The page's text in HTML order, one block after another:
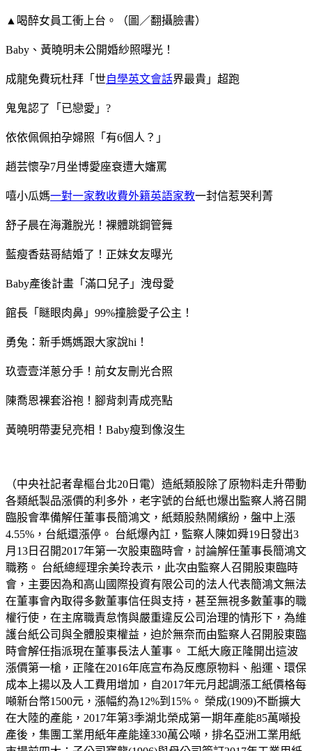
▲喝醉女員工衝上台。（圖／翻攝臉書）
Baby、黃曉明未公開婚紗照曝光！
成龍免費玩杜拜「世自學英文會話界最貴」超跑
鬼鬼認了「已戀愛」?
依依佩佩拍孕婦照「有6個人？」
趙芸懷孕7月坐博愛座衰遭大嬸罵
嘻小瓜媽一對一家教收費外籍英語家教一封信惹哭利菁
舒子晨在海灘脫光！裸體跳鋼管舞
藍瘦香菇哥結婚了！正妹女友曝光
Baby產後計畫「滿口兒子」洩母愛
館長「瞇眼肉鼻」99%撞臉愛子公主！
勇兔：新手媽媽跟大家說hi！
玖壹壹洋蔥分手！前女友刪光合照
陳喬恩裸套浴袍！腳背刺青成亮點
黃曉明帶妻兒亮相！Baby瘦到像沒生
（中央社記者韋樞台北20日電）造紙類股除了原物料走升帶動
各類紙製品漲價的利多外，老字號的台紙也爆出監察人將召開
臨股會準備解任董事長簡鴻文，紙類股熱鬧繽紛，盤中上漲
4.55%，台紙還漲停。 台紙爆內訌，監察人陳如舜19日發出3
月13日召開2017年第一次股東臨時會，討論解任董事長簡鴻文
職務。 台紙總經理余美玲表示，此次由監察人召開股東臨時
會，主要因為和高山國際投資有限公司的法人代表簡鴻文無法
在董事會內取得多數董事信任與支持，甚至無視多數董事的職
權行使，在主席職責怠惰與嚴重違反公司治理的情形下，為維
護台紙公司與全體股東權益，迫於無奈而由監察人召開股東臨
時會解任指派現在董事長法人董事。 工紙大廠正隆開出這波
漲價第一槍，正隆在2016年底宣布為反應原物料、船運、環保
成本上揚以及人工費用增加，自2017年元月起調漲工紙價格每
噸新台幣1500元，漲幅約為12%到15%。 榮成(1909)不斷擴大
在大陸的產能，2017年第3季湖北榮成第一期年產能85萬噸投
產後，集團工業用紙年產能達330萬公噸，排名亞洲工業用紙